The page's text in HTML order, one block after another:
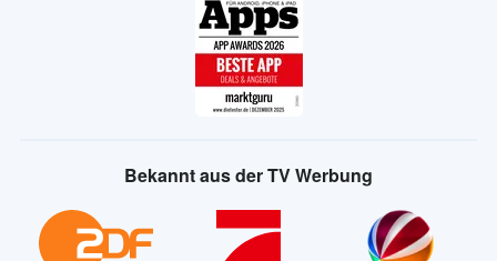
Bekannt aus der TV Werbung